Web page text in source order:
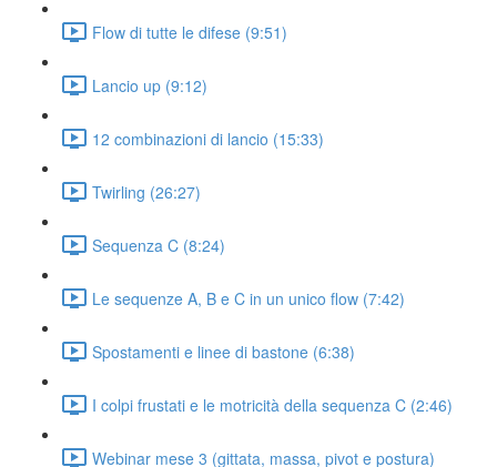
Flow di tutte le difese (9:51)
Lancio up (9:12)
12 combinazioni di lancio (15:33)
Twirling (26:27)
Sequenza C (8:24)
Le sequenze A, B e C in un unico flow (7:42)
Spostamenti e linee di bastone (6:38)
I colpi frustati e le motricità della sequenza C (2:46)
Webinar mese 3 (gittata, massa, pivot e postura)